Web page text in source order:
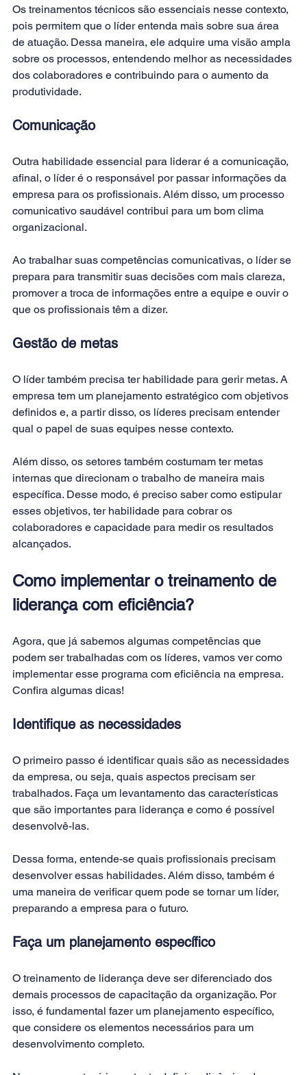
Os treinamentos técnicos são essenciais nesse contexto,
pois permitem que o líder entenda mais sobre sua área
de atuação. Dessa maneira, ele adquire uma visão ampla
sobre os processos, entendendo melhor as necessidades
dos colaboradores e contribuindo para o aumento da
produtividade.
Comunicação
Outra habilidade essencial para liderar é a comunicação,
afinal, o líder é o responsável por passar informações da
empresa para os profissionais. Além disso, um processo
comunicativo saudável contribui para um bom clima
organizacional.
Ao trabalhar suas competências comunicativas, o líder se
prepara para transmitir suas decisões com mais clareza,
promover a troca de informações entre a equipe e ouvir o
que os profissionais têm a dizer.
Gestão de metas
O líder também precisa ter habilidade para gerir metas. A
empresa tem um planejamento estratégico com objetivos
definidos e, a partir disso, os líderes precisam entender
qual o papel de suas equipes nesse contexto.
Além disso, os setores também costumam ter metas
internas que direcionam o trabalho de maneira mais
específica. Desse modo, é preciso saber como estipular
esses objetivos, ter habilidade para cobrar os
colaboradores e capacidade para medir os resultados
alcançados.
Como implementar o treinamento de
liderança com eficiência?
Agora, que já sabemos algumas competências que
podem ser trabalhadas com os líderes, vamos ver como
implementar esse programa com eficiência na empresa.
Confira algumas dicas!
Identifique as necessidades
O primeiro passo é identificar quais são as necessidades
da empresa, ou seja, quais aspectos precisam ser
trabalhados. Faça um levantamento das características
que são importantes para liderança e como é possível
desenvolvê-las.
Dessa forma, entende-se quais profissionais precisam
desenvolver essas habilidades. Além disso, também é
uma maneira de verificar quem pode se tornar um líder,
preparando a empresa para o futuro.
Faça um planejamento específico
O treinamento de liderança deve ser diferenciado dos
demais processos de capacitação da organização. Por
isso, é fundamental fazer um planejamento específico,
que considere os elementos necessários para um
desenvolvimento completo.